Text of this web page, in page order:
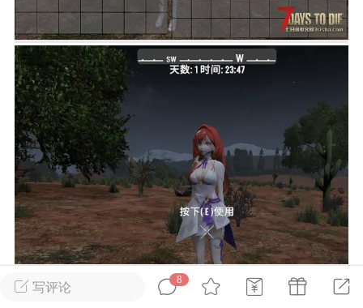
02-10 15:45
电脑端 其他&工具
卖挂
禁止发布联机可用的作弊模组，
单机辅助引流私下售卖服务器外挂！
作弊模组的发布规范近期收到一些信息
作弊模组在联机服务器使用,为了维护游
环境，中文网特此发布以下声明，规范
模组的发布行为：1. *...
汉
72 2.21w
大人
Lv.8
写评论
8